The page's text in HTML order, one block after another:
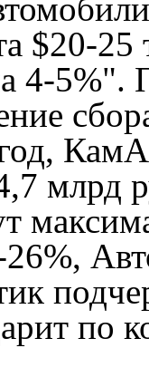
$20-
4-
млрд
по